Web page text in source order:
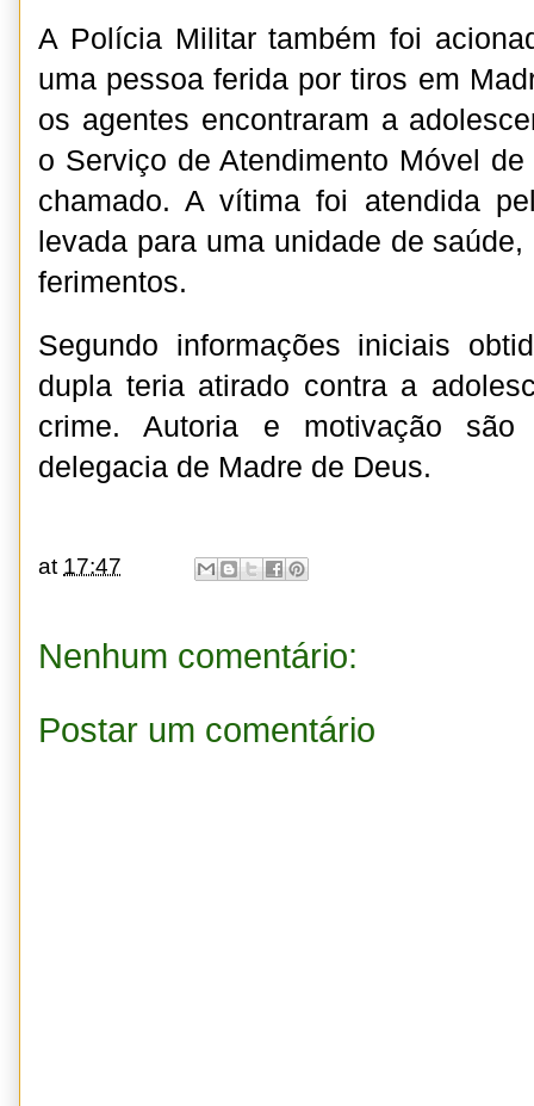
A Polícia Militar também foi
uma pessoa ferida por tiros em
os agentes encontraram a
o Serviço de Atendimento Móvel
chamado. A vítima foi atendida
levada para uma unidade de
ferimentos.
Segundo informações iniciais
dupla teria atirado contra a
crime. Autoria e motivação são
delegacia de Madre de Deus.
at 17:47
Nenhum comentário:
Postar um comentário